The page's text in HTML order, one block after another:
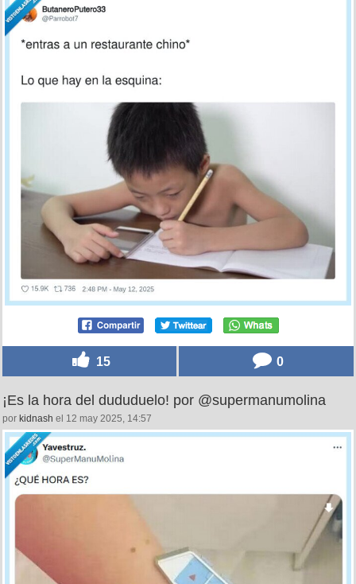
15 0
¡Es la hora del dududuelo! por @supermanumolina
por kidnash el 12 may 2025, 14:57